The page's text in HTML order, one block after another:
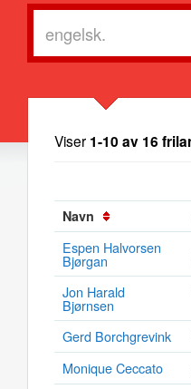
Viser 1-10 av 16
Navn
Espen Halvorsen
Bjørgan
Jon Harald
Bjørnsen
Gerd Borchgrevink
Monique Ceccato